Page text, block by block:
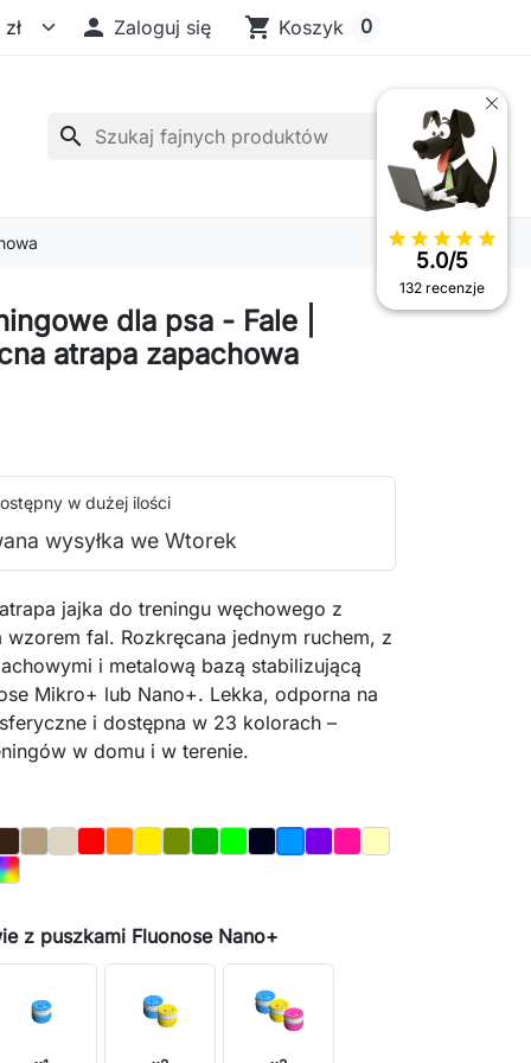
 Zaloguj się shopping_cart Koszyk 0
search
dla psa - Fale |
atrapa zapachowa
w dużej ilości
wysyłka we Wtorek
jajka do treningu węchowego z
wzorem fal. Rozkręcana jednym ruchem, z
i metalową bazą stabilizującą
Mikro+ lub Nano+. Lekka, odporna na
i dostępna w 23 kolorach –
w domu i w terenie.
OakBoneRedOrange
Yellow
OliveDark_Green
Light_Green
Night_Sky
BluePurpleMagenta
Pastel_Yellow
z puszkami Fluonose Nano+
star star star star star
5.0/5
132 recenzje